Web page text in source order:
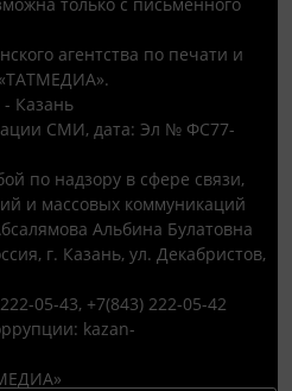
агентства по печати и
Казань
СМИ, дата: Эл № ФС77-
по надзору в сфере связи,
и массовых коммуникаций
Альбина Булатовна
г. Казань, ул. Декабристов,
05-43, +7(843) 222-05-42
kazan-